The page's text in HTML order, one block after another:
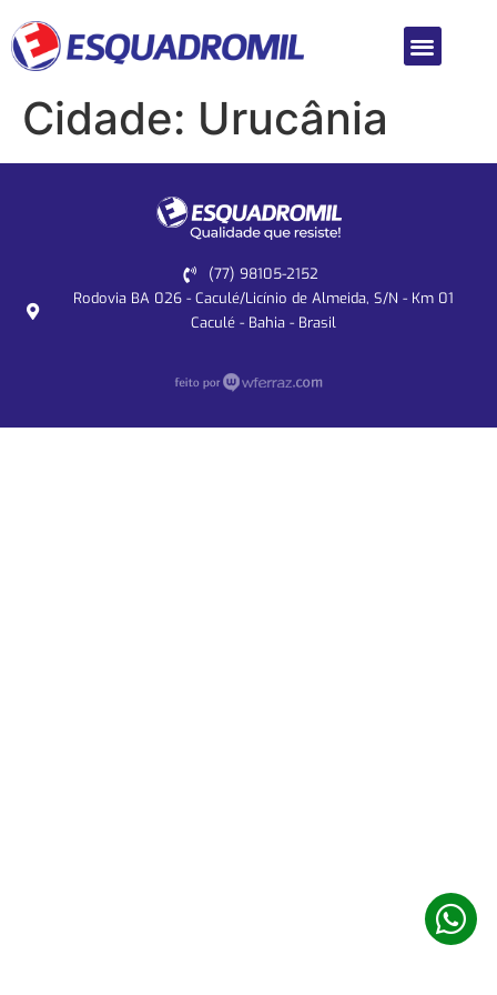
Cidade: Urucânia
(77) 98105-2152
Rodovia BA 026 - Caculé/Licínio de Almeida, S/N - Km 01
Caculé - Bahia - Brasil